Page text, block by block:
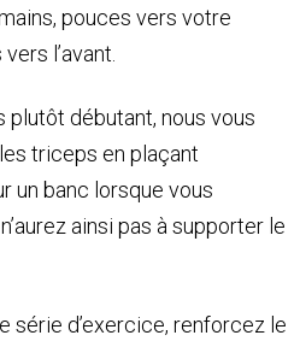
pouces vers votre
l’avant.
plutôt débutant, nous vous
triceps en plaçant
un banc lorsque vous
ainsi pas à supporter le
série d’exercice, renforcez le